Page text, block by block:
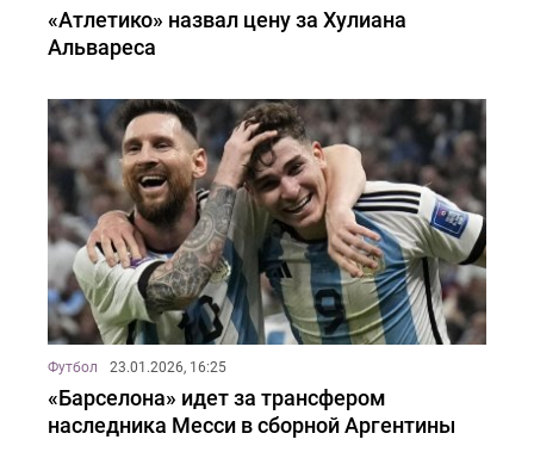
«Атлетико» назвал цену за Хулиана
Альвареса
Футбол 23.01.2026, 16:25
«Барселона» идет за трансфером
наследника Месси в сборной Аргентины